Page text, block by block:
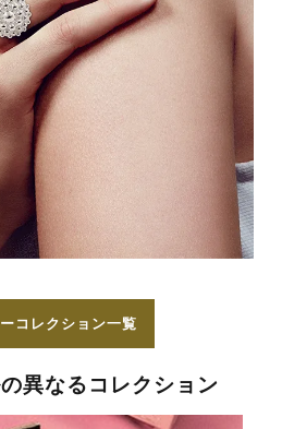
コレクション一覧
異なるコレクション